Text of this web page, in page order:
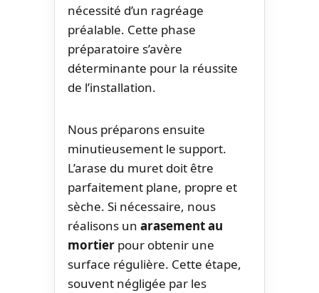
nécessité d’un ragréage
préalable. Cette phase
préparatoire s’avère
déterminante pour la réussite
de l’installation.
Nous préparons ensuite
minutieusement le support.
L’arase du muret doit être
parfaitement plane, propre et
sèche. Si nécessaire, nous
réalisons un arasement au
mortier pour obtenir une
surface régulière. Cette étape,
souvent négligée par les